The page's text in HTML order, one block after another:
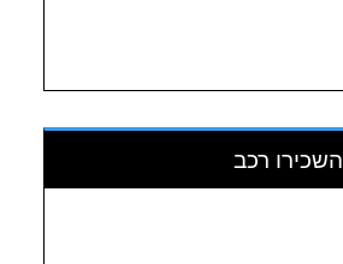
השכירו רכב